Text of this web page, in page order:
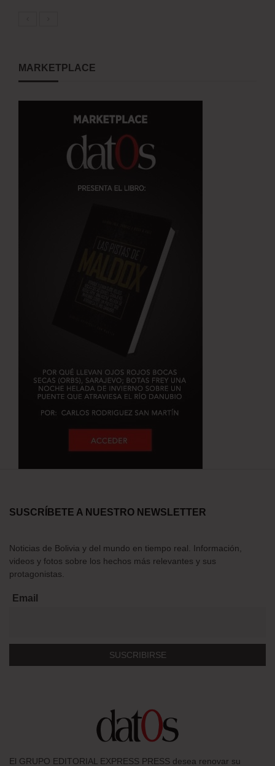
MARKETPLACE
SUSCRÍBETE A NUESTRO NEWSLETTER
Noticias de Bolivia y del mundo en tiempo real. Información,
videos y fotos sobre los hechos más relevantes y sus
protagonistas.
Email
El GRUPO EDITORIAL EXPRESS PRESS desea renovar su